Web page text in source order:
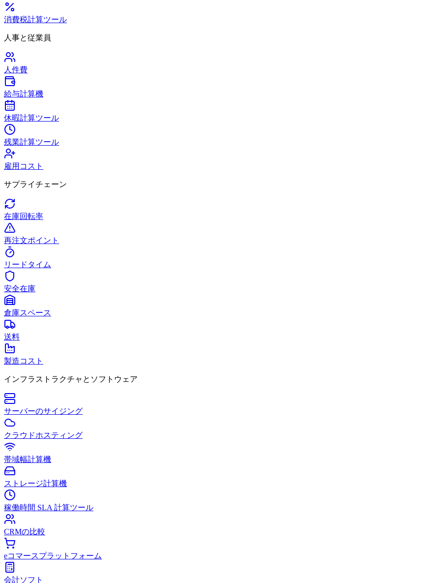
消費税計算ツール
人事と従業員
人件費
給与計算機
休暇計算ツール
残業計算ツール
雇用コスト
サプライチェーン
在庫回転率
再注文ポイント
リードタイム
安全在庫
倉庫スペース
送料
製造コスト
インフラストラクチャとソフトウェア
サーバーのサイジング
クラウドホスティング
帯域幅計算機
ストレージ計算機
稼働時間 SLA 計算ツール
CRMの比較
eコマースプラットフォーム
会計ソフト